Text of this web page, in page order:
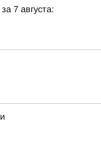
7 августа: